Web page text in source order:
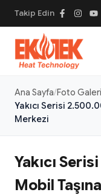
Takip Edin
Ana Sayfa Foto Galeri
Yakıcı Serisi
Merkezi
Yakıcı
Mobil